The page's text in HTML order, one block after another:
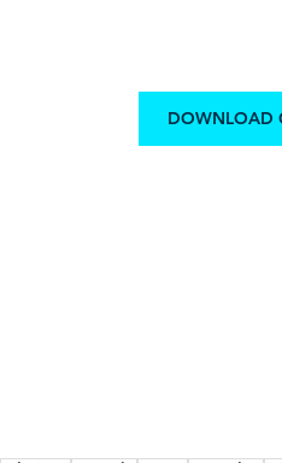
DOWNLOAD